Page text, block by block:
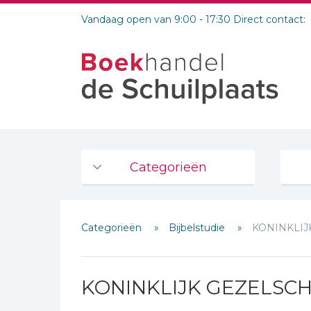
Vandaag open van 9:00 - 17:30 Direct contact:
Categorieën
De Bijbel
Bijbelse Dagboeken 2026
Bijbelstudie groepen
Categorieën Bijbelstudie
KONINKLIJK